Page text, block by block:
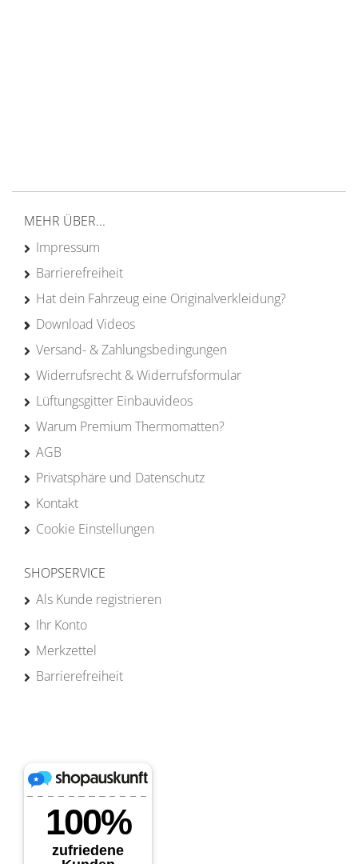
MEHR ÜBER...
Impressum
Barrierefreiheit
Hat dein Fahrzeug eine Originalverkleidung?
Download Videos
Versand- & Zahlungsbedingungen
Widerrufsrecht & Widerrufsformular
Lüftungsgitter Einbauvideos
Warum Premium Thermomatten?
AGB
Privatsphäre und Datenschutz
Kontakt
Cookie Einstellungen
SHOPSERVICE
Als Kunde registrieren
Ihr Konto
Merkzettel
Barrierefreiheit